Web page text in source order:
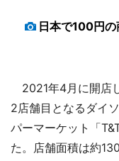
日本で100円
2021年4月に開店
2店舗目となるダイ
パーマーケット「
た。店舗面積は約